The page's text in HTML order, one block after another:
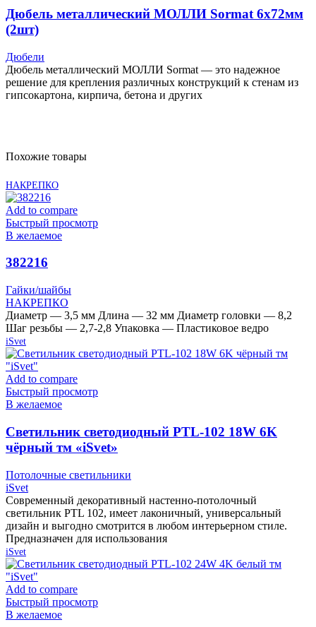
Дюбель металлический МОЛЛИ Sormat 6х72мм
(2шт)
Дюбели
Дюбель металлический МОЛЛИ Sormat — это надежное
решение для крепления различных конструкций к стенам из
гипсокартона, кирпича, бетона и других
Похожие товары
НАКРЕПКО
Add to compare
Быстрый просмотр
В желаемое
382216
Гайки/шайбы
НАКРЕПКО
Диаметр — 3,5 мм Длина — 32 мм Диаметр головки — 8,2
Шаг резьбы — 2,7-2,8 Упаковка — Пластиковое ведро
iSvet
Add to compare
Быстрый просмотр
В желаемое
Cветильник светодиодный PTL-102 18W 6K
чёрный тм «iSvet»
Потолочные светильники
iSvet
Современный декоративный настенно-потолочный
светильник PTL 102, имеет лаконичный, универсальный
дизайн и выгодно смотрится в любом интерьерном стиле.
Предназначен для использования
iSvet
Add to compare
Быстрый просмотр
В желаемое